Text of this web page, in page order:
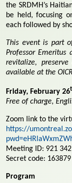
the SRDMH’s
be held, focusing
each followed by
This event is part
Professor
revitalize,
available at the
Friday, February 26
Free of charge,
Zoom link to the
https://
Meeting ID: 921
Secret code: 163879
Program